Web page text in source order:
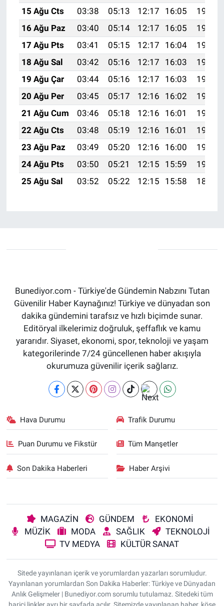
15 Ağu Cts
03:38 05:13 12:17 16:05
19:12
16 Ağu Paz
03:40 05:14 12:17 16:05
19:11
17 Ağu Pts
03:41 05:15 12:17 16:04
19:10
18 Ağu Sal
03:42 05:16 12:17 16:03
19:08
19 Ağu Çar
03:44 05:16 12:17 16:03
19:07
20 Ağu Per
03:45 05:17 12:16 16:02
19:05
21 Ağu Cum
03:46 05:18 12:16 16:01
19:04
22 Ağu Cts
03:48 05:19 12:16 16:01
19:03
23 Ağu Paz
03:49 05:20 12:16 16:00
19:01
24 Ağu Pts
03:50 05:21 12:15 15:59
19:00
25 Ağu Sal
03:52 05:22 12:15 15:58 18:58
Bunediyor.com - Türkiye'de Gündemin Nabzını Tutan
Güvenilir Haber Kaynağınız! Türkiye ve dünyadan son
dakika gündemini tarafsız ve hızlı biçimde sunar.
Editöryal ilkelerimiz doğruluk, şeffaflık ve kamu
yararıdır. Siyaset, ekonomi, spor, teknoloji ve yaşam
kategorilerinde 7/24 güncellenen haber akışıyla
okurumuza güvenilir içerik sağlarız.
Hava Durumu Trafik Durumu
Puan Durumu ve Fikstür Tüm Manşetler
Son Dakika Haberleri Haber Arşivi
MAGAZİN GÜNDEM
EKONOMİ
MÜZİK
MODA SAĞLIK
TEKNOLOJİ
TV MEDYA
KÜLTÜR SANAT
Sitede yayınlanan içerik ve yorumlardan yazarları sorumludur.
Yayınlanan yorumlardan Son Dakika Haberler: Türkiye ve Dünyadan
Anlık Gelişmeler | Bunediyor.com sorumlu tutulamaz. Sitedeki tüm